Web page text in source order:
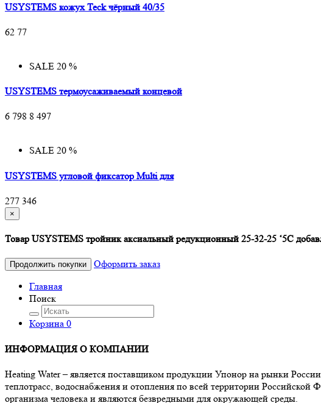
USYSTEMS кожух Teck чёрный 40/35
62 77
SALE 20 %
USYSTEMS термоусаживаемый концевой
6 798 8 497
SALE 20 %
USYSTEMS угловой фиксатор Multi для
277 346
×
Товар USYSTEMS тройник аксиальный редукционный 25-32-25 ‘5С
Продолжить покупки
Оформить заказ
Главная
Поиск
Корзина 0
ИНФОРМАЦИЯ О КОМПАНИИ
Heating Water – является поставщиком продукции Упонор на рынки
теплотрасс, водоснабжения и отопления по всей территории Российской
организма человека и являются безвредными для окружающей среды.